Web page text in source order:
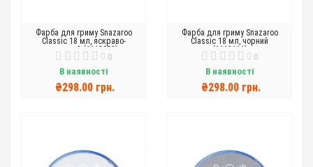
Фарба для гриму Snazaroo
Classic 18 мл, яскраво-
рожевий (1118058)
0
В наявності
₴298.00 грн.
Фарба для гриму Snazaroo
Classic 18 мл, чорний
(1118111)
0
В наявності
₴298.00 грн.